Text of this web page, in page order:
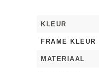
KLEUR
FRAME KLEUR
MATERIAAL